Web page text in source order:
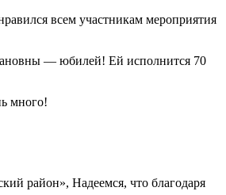
всем участникам мероприятия
— юбилей! Ей исполнится 70
много!
район», Надеемся, что благодаря